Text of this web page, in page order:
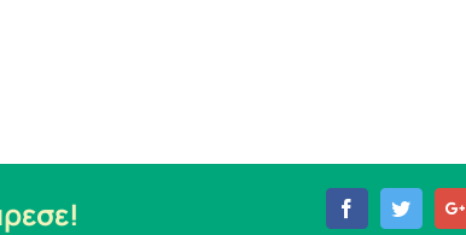
FacebookTwitter